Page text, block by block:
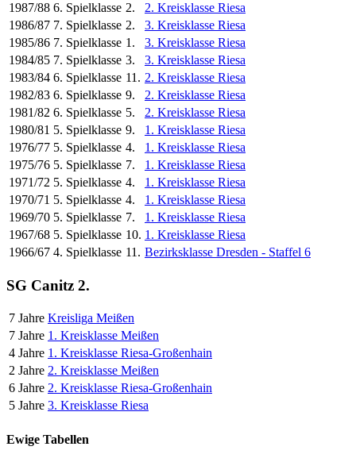
1987/88 6. Spielklasse 2.
2. Kreisklasse Riesa
1986/87 7. Spielklasse 2.
3. Kreisklasse Riesa
1985/86 7. Spielklasse 1.
3. Kreisklasse Riesa
1984/85 7. Spielklasse 3.
3. Kreisklasse Riesa
1983/84 6. Spielklasse 11. 2. Kreisklasse Riesa
1982/83 6. Spielklasse 9.
2. Kreisklasse Riesa
1981/82 6. Spielklasse 5.
2. Kreisklasse Riesa
1980/81 5. Spielklasse 9.
1. Kreisklasse Riesa
1976/77 5. Spielklasse 4.
1. Kreisklasse Riesa
1975/76 5. Spielklasse 7.
1. Kreisklasse Riesa
1971/72 5. Spielklasse 4.
1. Kreisklasse Riesa
1970/71 5. Spielklasse 4.
1. Kreisklasse Riesa
1969/70 5. Spielklasse 7.
1. Kreisklasse Riesa
1967/68 5. Spielklasse 10. 1. Kreisklasse Riesa
1966/67 4. Spielklasse 11. Bezirksklasse Dresden - Staffel 6
SG Canitz 2.
7 Jahre Kreisliga Meißen
7 Jahre 1. Kreisklasse Meißen
4 Jahre 1. Kreisklasse Riesa-Großenhain
2 Jahre 2. Kreisklasse Meißen
6 Jahre 2. Kreisklasse Riesa-Großenhain
5 Jahre 3. Kreisklasse Riesa
Ewige Tabellen